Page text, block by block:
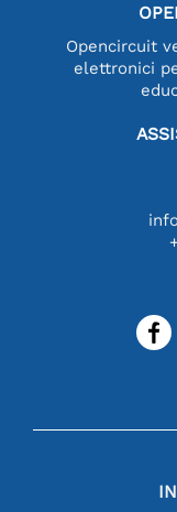
Opencircuit
elettronici